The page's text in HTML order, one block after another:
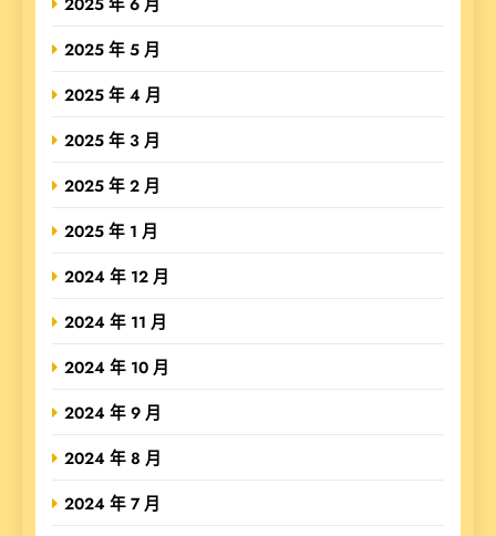
2025 年 5 月
2025 年 4 月
2025 年 3 月
2025 年 2 月
2025 年 1 月
2024 年 12 月
2024 年 11 月
2024 年 10 月
2024 年 9 月
2024 年 8 月
2024 年 7 月